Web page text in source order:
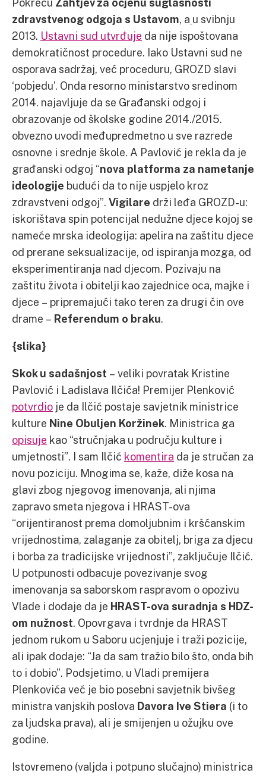
zdravstvenog odgoja s Ustavom, a u svibnju
2013. Ustavni sud utvrđuje da nije ispoštovana
demokratičnost procedure. Iako Ustavni sud ne
osporava sadržaj, već proceduru, GROZD slavi
‘pobjedu’. Onda resorno ministarstvo sredinom
2014. najavljuje da se Građanski odgoj i
obrazovanje od školske godine 2014./2015.
obvezno uvodi međupredmetno u sve razrede
osnovne i srednje škole. A Pavlović je rekla da je
građanski odgoj “nova platforma za nametanje
ideologije budući da to nije uspjelo kroz
zdravstveni odgoj”. Vigilare drži leđa GROZD-u:
iskorištava spin potencijal nedužne djece kojoj se
nameće mrska ideologija: apelira na zaštitu djece
od prerane seksualizacije, od ispiranja mozga, od
eksperimentiranja nad djecom. Pozivaju na
zaštitu života i obitelji kao zajednice oca, majke i
djece – pripremajući tako teren za drugi čin ove
drame – Referendum o braku.
{slika}
Skok u sadašnjost – veliki povratak Kristine
Pavlović i Ladislava Ilčića! Premijer Plenković
potvrdio je da Ilčić postaje savjetnik ministrice
kulture Nine Obuljen Koržinek. Ministrica ga
opisuje kao “stručnjaka u području kulture i
umjetnosti”. I sam Ilčić komentira da je stručan za
novu poziciju. Mnogima se, kaže, diže kosa na
glavi zbog njegovog imenovanja, ali njima
zapravo smeta njegova i HRAST-ova
“orijentiranost prema domoljubnim i kršćanskim
vrijednostima, zalaganje za obitelj, briga za djecu
i borba za tradicijske vrijednosti”, zaključuje Ilčić.
U potpunosti odbacuje povezivanje svog
imenovanja sa saborskom raspravom o opozivu
Vlade i dodaje da je HRAST-ova suradnja s HDZ-
om nužnost. Opovrgava i tvrdnje da HRAST
jednom rukom u Saboru ucjenjuje i traži pozicije,
ali ipak dodaje: “Ja da sam tražio bilo što, onda bih
to i dobio”. Podsjetimo, u Vladi premijera
Plenkovića već je bio posebni savjetnik bivšeg
ministra vanjskih poslova Davora Ive Stiera (i to
za ljudska prava), ali je smijenjen u ožujku ove
godine.
Istovremeno (valjda i potpuno slučajno) ministrica